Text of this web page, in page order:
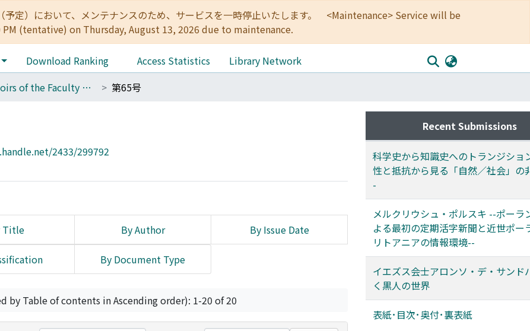
予定）において、メンテナンスのため、サービスを一時停止いたします。 <Maintenance> Service will be
(tentative) on Thursday, August 13, 2026 due to maintenance.
Download Ranking Access Statistics
Library Network
Memoirs of the Faculty of Letters, Kyoto University 第65号
2433/299792
Title By Author By Issue Date
By Document Type
by Table of contents in Ascending order): 1-20 of 20
Recent Submissions
科学史から知識史へのトランジショ
性と抵抗から見る「自然／社会」の
-
メルクリウシュ・ポルスキ --ポーラ
よる最初の定期活字新聞と近世ポー
リトアニアの情報環境--
イエズス会士アロンソ・デ・サンド
く黒人の世界
表紙･目次･奥付･裏表紙